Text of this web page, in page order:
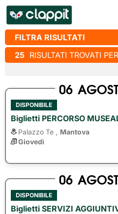
FILTRA RISULTATI
25 RISULTATI TROVATI PER
06
DISPONIBILE
Biglietti PERCORSO
Palazzo Te ,
Mantova
Giovedì
06
DISPONIBILE
Biglietti SERVIZI